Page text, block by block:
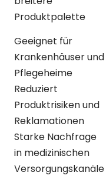
Produktpalette
Geeignet für
Krankenhäuser und
Pflegeheime
Reduziert
Produktrisiken und
Reklamationen
Starke Nachfrage
in medizinischen
Versorgungskanäle